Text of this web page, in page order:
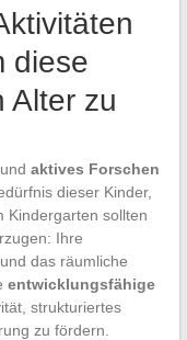
diese
Alter zu
aktives Forschen
dieser Kinder,
Kindergarten sollten
Ihre
das räumliche
entwicklungsfähige
strukturiertes
zu fördern.